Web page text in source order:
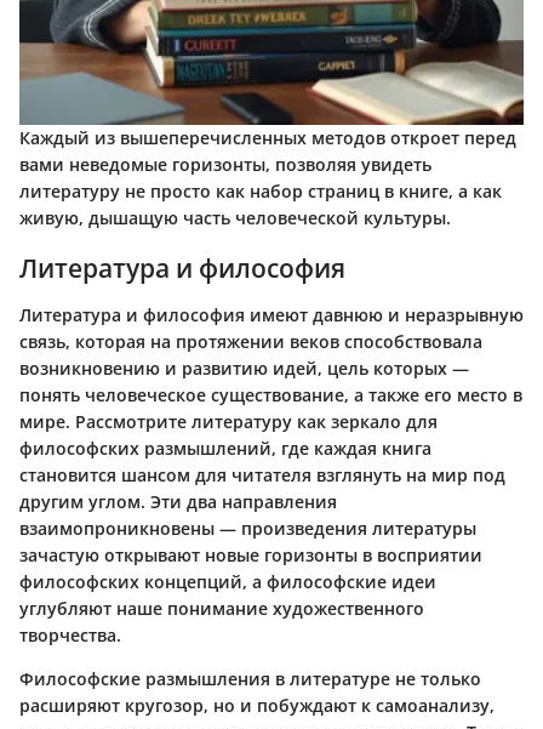
Каждый из вышеперечисленных методов откроет перед
вами неведомые горизонты, позволяя увидеть
литературу не просто как набор страниц в книге, а как
живую, дышащую часть человеческой культуры.
Литература и философия
Литература и философия имеют давнюю и неразрывную
связь, которая на протяжении веков способствовала
возникновению и развитию идей, цель которых —
понять человеческое существование, а также его место в
мире. Рассмотрите литературу как зеркало для
философских размышлений, где каждая книга
становится шансом для читателя взглянуть на мир под
другим углом. Эти два направления
взаимопроникновены — произведения литературы
зачастую открывают новые горизонты в восприятии
философских концепций, а философские идеи
углубляют наше понимание художественного
творчества.
Философские размышления в литературе не только
расширяют кругозор, но и побуждают к самоанализу,